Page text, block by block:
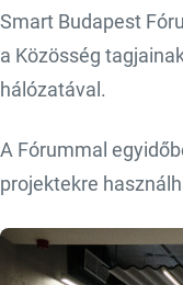
Smart Budapest
a Közösség
hálózatával.
A Fórummal
projektekre